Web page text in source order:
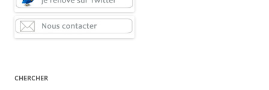
CHERCHER